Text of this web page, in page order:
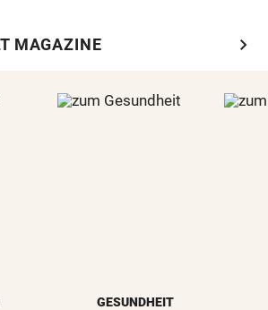
MAGAZINE chevron_right
GESUNDHEIT